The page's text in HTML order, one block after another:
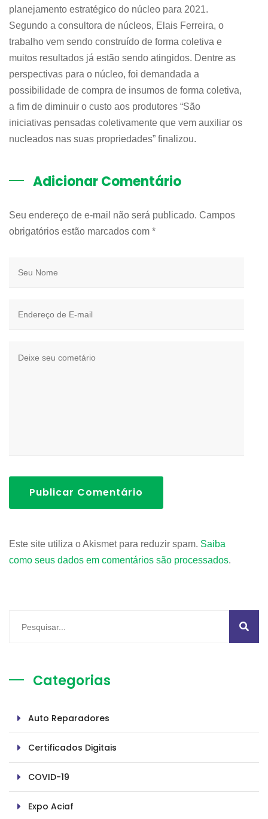
planejamento estratégico do núcleo para 2021.
Segundo a consultora de núcleos, Elais Ferreira, o
trabalho vem sendo construído de forma coletiva e
muitos resultados já estão sendo atingidos. Dentre as
perspectivas para o núcleo, foi demandada a
possibilidade de compra de insumos de forma coletiva,
a fim de diminuir o custo aos produtores “São
iniciativas pensadas coletivamente que vem auxiliar os
nucleados nas suas propriedades” finalizou.
Adicionar Comentário
Seu endereço de e-mail não será publicado. Campos
obrigatórios estão marcados com *
Publicar Comentário
Este site utiliza o Akismet para reduzir spam. Saiba
como seus dados em comentários são processados.
Categorias
Auto Reparadores
Certificados Digitais
COVID-19
Expo Aciaf